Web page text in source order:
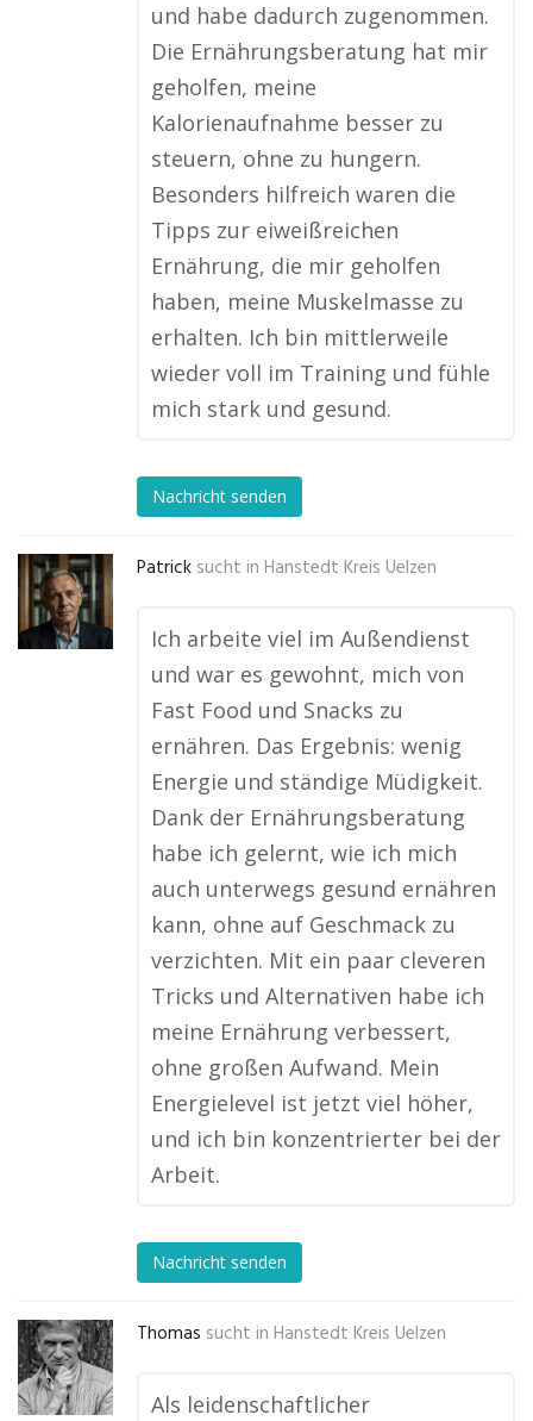
und habe dadurch zugenommen.
Die Ernährungsberatung hat mir
geholfen, meine
Kalorienaufnahme besser zu
steuern, ohne zu hungern.
Besonders hilfreich waren die
Tipps zur eiweißreichen
Ernährung, die mir geholfen
haben, meine Muskelmasse zu
erhalten. Ich bin mittlerweile
wieder voll im Training und fühle
mich stark und gesund.
Nachricht senden
Patrick sucht in Hanstedt Kreis Uelzen
Ich arbeite viel im Außendienst
und war es gewohnt, mich von
Fast Food und Snacks zu
ernähren. Das Ergebnis: wenig
Energie und ständige Müdigkeit.
Dank der Ernährungsberatung
habe ich gelernt, wie ich mich
auch unterwegs gesund ernähren
kann, ohne auf Geschmack zu
verzichten. Mit ein paar cleveren
Tricks und Alternativen habe ich
meine Ernährung verbessert,
ohne großen Aufwand. Mein
Energielevel ist jetzt viel höher,
und ich bin konzentrierter bei der
Arbeit.
Nachricht senden
Thomas sucht in Hanstedt Kreis Uelzen
Als leidenschaftlicher